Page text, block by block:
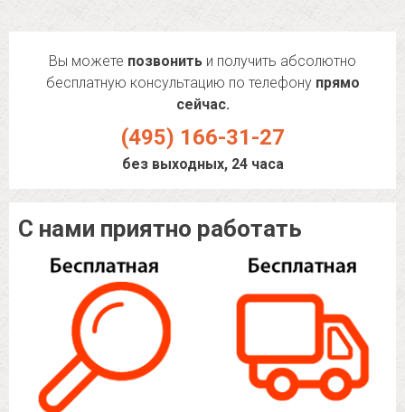
Вы можете позвонить и получить абсолютно
бесплатную консультацию по телефону прямо
сейчас.
(495) 166-31-27
без выходных, 24 часа
С нами приятно работать